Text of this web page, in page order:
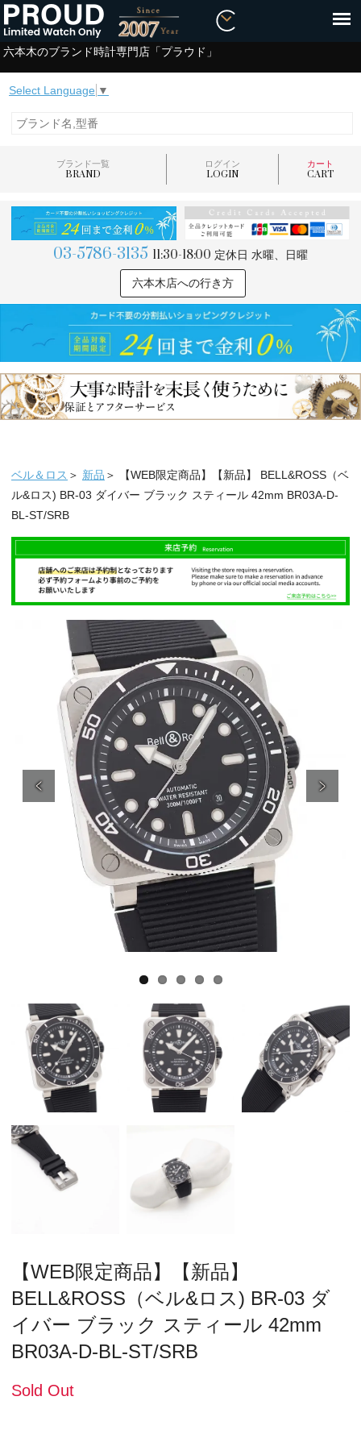
六本木のブランド時計専門店「プラウド」
Select Language ▼
ブランド一覧
BRAND
ログイン
LOGIN
カート
CART
03-5786-3135 11:30-18:00 定休日 水曜、日曜
六本木店への行き方
ベル＆ロス ＞ 新品 ＞ 【WEB限定商品】【新品】 BELL&ROSS（ベ
ル&ロス) BR-03 ダイバー ブラック スティール 42mm BR03A-D-
BL-ST/SRB
【WEB限定商品】【新品】
BELL&ROSS（ベル&ロス) BR-03 ダ
イバー ブラック スティール 42mm
BR03A-D-BL-ST/SRB
Sold Out